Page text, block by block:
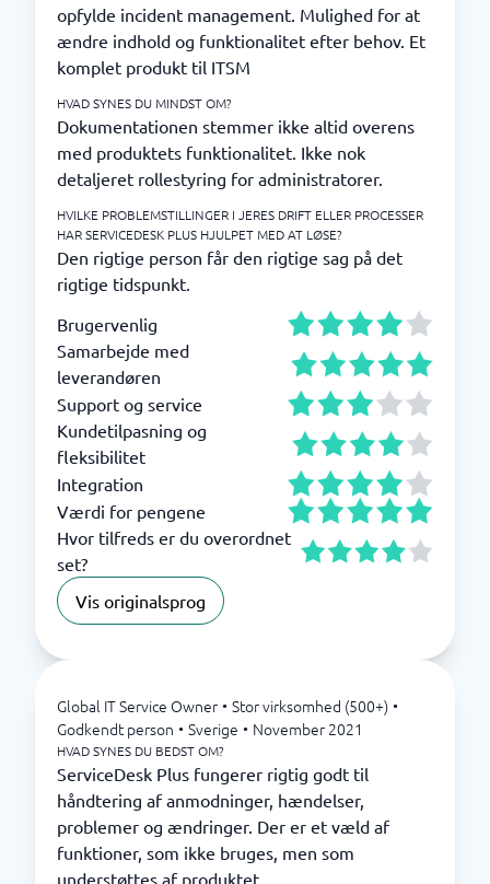
opfylde incident management. Mulighed for at
ændre indhold og funktionalitet efter behov. Et
komplet produkt til ITSM
HVAD SYNES DU MINDST OM?
Dokumentationen stemmer ikke altid overens
med produktets funktionalitet. Ikke nok
detaljeret rollestyring for administratorer.
HVILKE PROBLEMSTILLINGER I JERES DRIFT ELLER PROCESSER
HAR SERVICEDESK PLUS HJULPET MED AT LØSE?
Den rigtige person får den rigtige sag på det
rigtige tidspunkt.
Brugervenlig
Samarbejde med
leverandøren
Support og service
Kundetilpasning og
fleksibilitet
Integration
Værdi for pengene
Hvor tilfreds er du overordnet
set?
Vis originalsprog
Global IT Service Owner • Stor virksomhed (500+) •
Godkendt person • Sverige • November 2021
HVAD SYNES DU BEDST OM?
ServiceDesk Plus fungerer rigtig godt til
håndtering af anmodninger, hændelser,
problemer og ændringer. Der er et væld af
funktioner, som ikke bruges, men som
understøttes af produktet.